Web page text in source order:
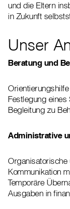
und die Eltern
in Zukunft
Unser
Beratung und
Festlegung
Begleitung zu
Administrative
Organisatorische
Kommunikation
Temporäre
Ausgaben in